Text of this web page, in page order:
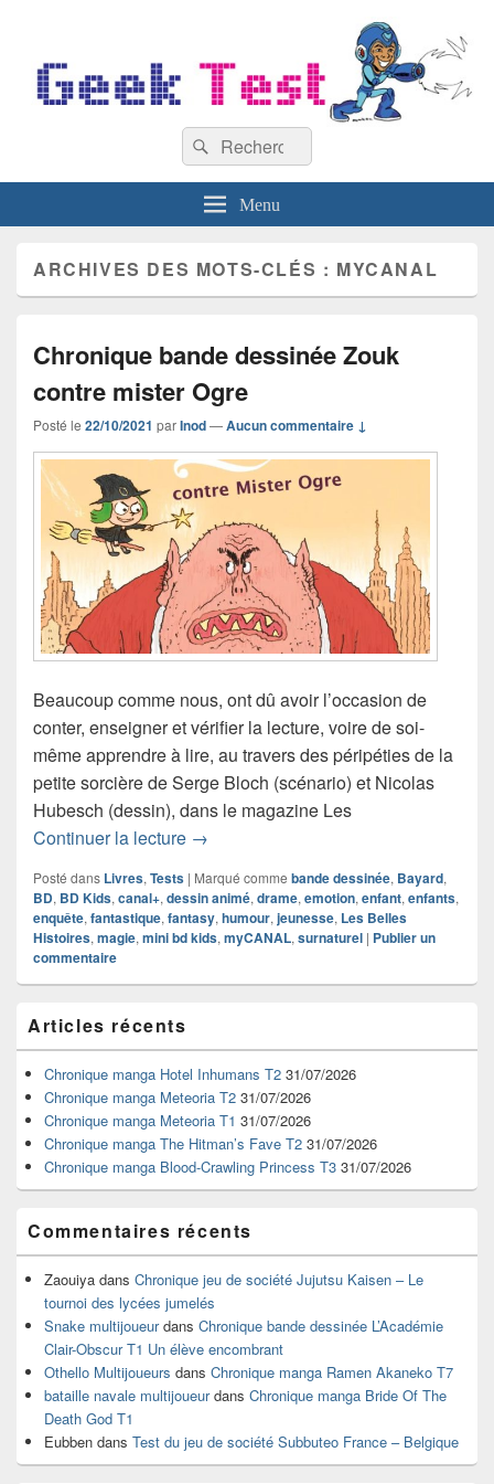
Recherche :
Rechercher
Menu
ARCHIVES DES MOTS-CLÉS : MYCANAL
Chronique bande dessinée Zouk
contre mister Ogre
Posté le 22/10/2021 parInod—Aucun commentaire ↓
Beaucoup comme nous, ont dû avoir l’occasion de
conter, enseigner et vérifier la lecture, voire de soi-
même apprendre à lire, au travers des péripéties de la
petite sorcière de Serge Bloch (scénario) et Nicolas
Hubesch (dessin), dans le magazine Les
Continuer la lecture Chronique bande dessinée Zouk
→
Posté dans Livres, Tests | Marqué comme bande dessinée, Bayard,
BD, BD Kids, canal+, dessin animé, drame, emotion, enfant, enfants,
enquête, fantastique, fantasy, humour, jeunesse, Les Belles
Histoires, magie, mini bd kids, myCANAL, surnaturel | Publier un
commentaire
principale
de
widget
pour
barre
latérale
Articles récents
Chronique manga Hotel Inhumans T2 31/07/2026
Chronique manga Meteoria T2 31/07/2026
Chronique manga Meteoria T1 31/07/2026
Chronique manga The Hitman’s Fave T2 31/07/2026
Chronique manga Blood-Crawling Princess T3 31/07/2026
Commentaires récents
Zaouiya dans Chronique jeu de société Jujutsu Kaisen – Le
tournoi des lycées jumelés
Snake multijoueurdans Chronique bande dessinée L’Académie
Clair-Obscur T1 Un élève encombrant
Othello Multijoueurs dans Chronique manga Ramen Akaneko T7
bataille navale multijoueurdans Chronique manga Bride Of The
Death God T1
Eubben dans Test du jeu de société Subbuteo France – Belgique